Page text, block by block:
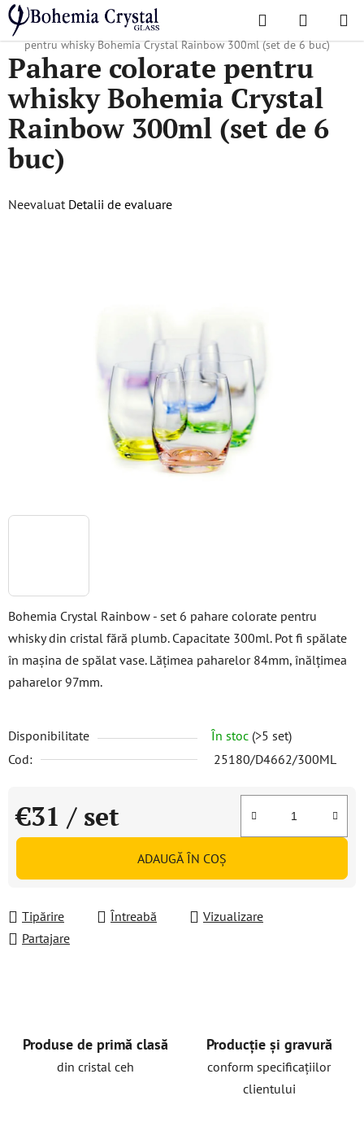
Treci
conținut
Căutare
DE
Acasă
/ Colecții populare / Rainbow, Crazy, Islands
Pahare colorate
pentru whisky Bohemia Crystal Rainbow 300ml (set de 6 buc)
Bohemia Crystal Rainbow - set 6 pahare colorate pentru
whisky din cristal fără plumb. Capacitate 300ml. Pot fi spălate
în mașina de spălat vase. Lățimea paharelor 84mm, înălțimea
paharelor 97mm.
Disponibilitate În stoc (>5 set)
Cod:
25180/D4662/300ML
€31 / set
Evaluare preţ:
ADAUGĂ ÎN COŞ
Tipărire Întreabă
Vizualizare
Partajare
Pahare colorate pentru
whisky Bohemia Crystal
Rainbow 300ml (set de 6
buc)
Evaluarea
Neevaluat Detalii de evaluare
Produse de primă clasă
din cristal ceh
Producție și gravură
conform specificațiilor
clientului